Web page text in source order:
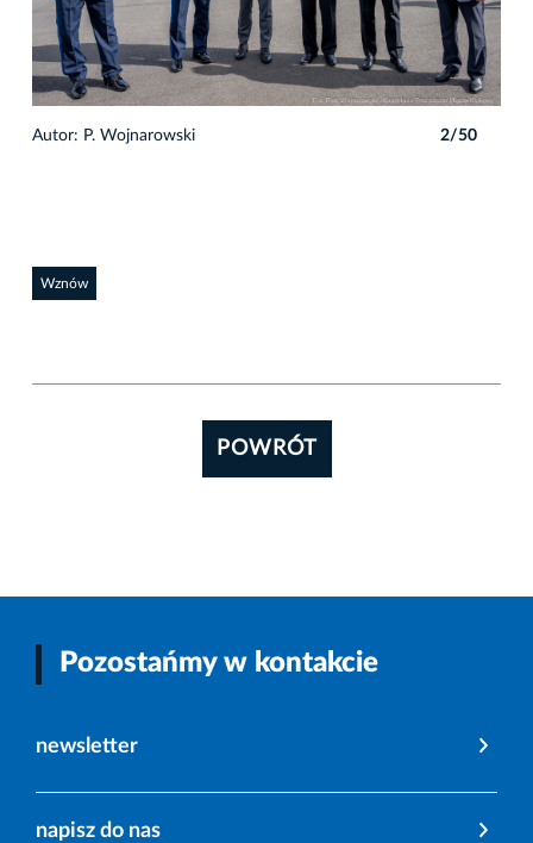
Autor: P. Wojnarowski 2/50
Wznów
POWRÓT
Pozostańmy w kontakcie
newsletter
napisz do nas